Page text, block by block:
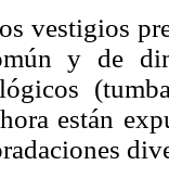
vestigios
y de
están